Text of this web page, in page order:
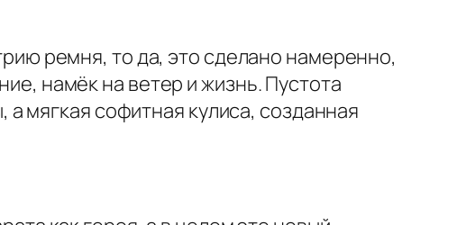
ремня, то да, это сделано намеренно,
намёк на ветер и жизнь. Пустота
мягкая софитная кулиса, созданная